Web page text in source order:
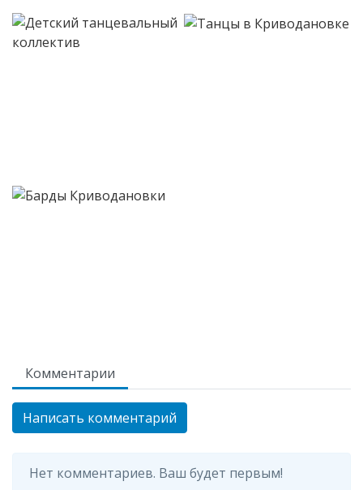
Комментарии
Написать комментарий
Нет комментариев. Ваш будет первым!